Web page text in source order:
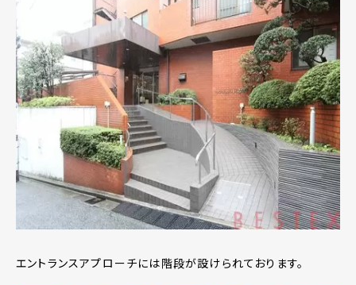
エントランスアプローチには階段が設けられております。